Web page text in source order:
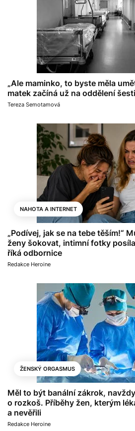
„Ale maminko, to byste měla
matek začíná už na oddělení
Tereza Semotamová
NAHOTA A INTERNET
„Podívej, jak se na tebe těším!“
ženy šokovat, intimní fotky
říká odbornice
Redakce Heroine
ŽENSKÝ ORGASMUS
Měl to být banální zákrok,
o rozkoš. Příběhy žen, kterým
a nevěřili
Redakce Heroine